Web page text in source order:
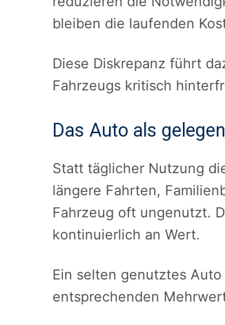
bleiben die laufenden
Diese Diskrepanz führt
Fahrzeugs kritisch
Das Auto als
Statt täglicher Nutzung
längere Fahrten,
Fahrzeug oft ungenutzt.
kontinuierlich an Wert.
Ein selten genutztes
entsprechenden